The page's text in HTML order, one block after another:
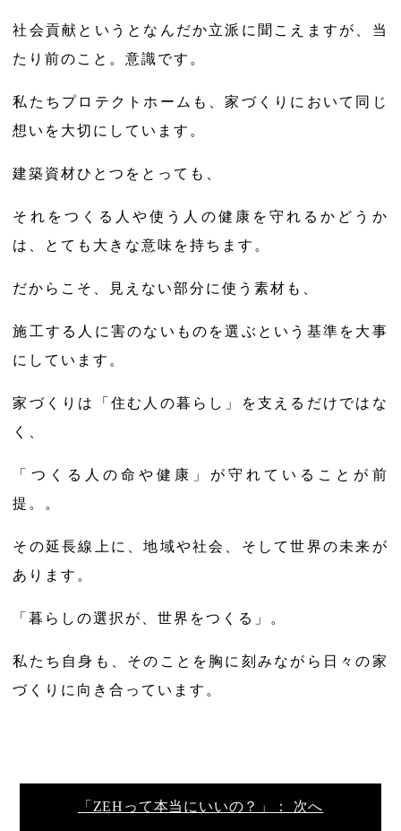
社会貢献というとなんだか立派に聞こえますが、当
たり前のこと。意識です。
私たちプロテクトホームも、家づくりにおいて同じ
想いを大切にしています。
建築資材ひとつをとっても、
それをつくる人や使う人の健康を守れるかどうか
は、とても大きな意味を持ちます。
だからこそ、見えない部分に使う素材も、
施工する人に害のないものを選ぶという基準を大事
にしています。
家づくりは「住む人の暮らし」を支えるだけではな
く、
「つくる人の命や健康」が守れていることが前
提。。
その延長線上に、地域や社会、そして世界の未来が
あります。
「暮らしの選択が、世界をつくる」。
私たち自身も、そのことを胸に刻みながら日々の家
づくりに向き合っています。
「ZEHって本当にいいの？」： 次へ